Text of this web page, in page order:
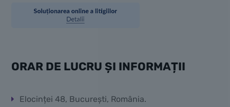
ORAR DE LUCRU ȘI INFORMAȚII
Elocinței 48, București, România.